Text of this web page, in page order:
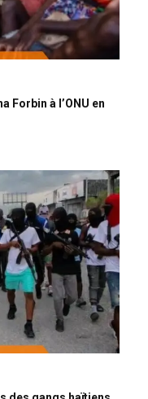
Forbin à l’ONU en